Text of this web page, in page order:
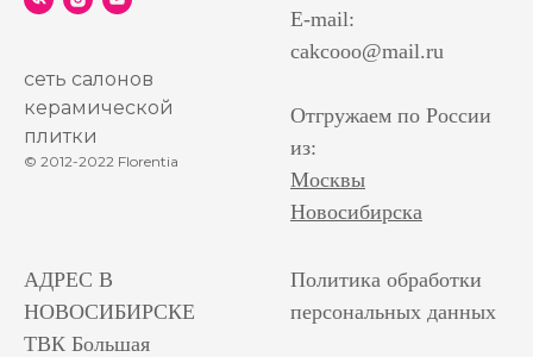
сеть салонов
керамической
плитки
© 2012-2022 Florentia
E-mail:
cakcooo@mail.ru
Отгружаем по России
из:
Москвы
Новосибирска
АДРЕС В
НОВОСИБИРСКЕ
ТВК Большая
Политика обработки
персональных данных